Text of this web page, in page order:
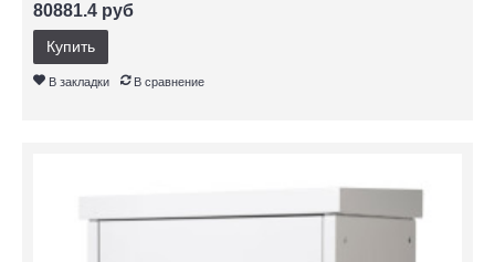
80881.4 руб
Купить
В закладки В сравнение